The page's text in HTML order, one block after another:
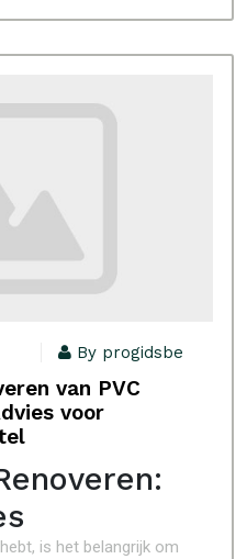
By progidsbe
van PVC
voor
is het belangrijk om